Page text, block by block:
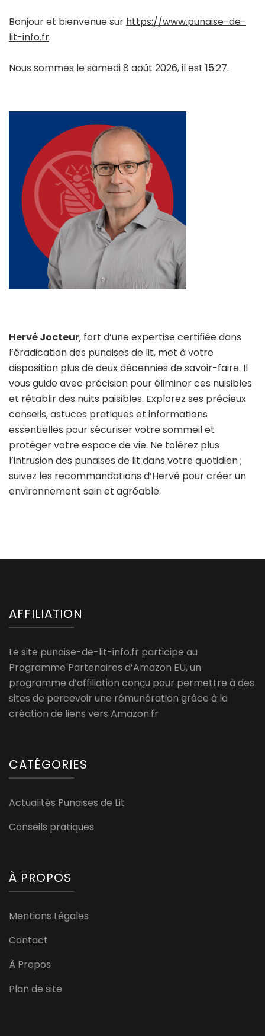
Bonjour et bienvenue sur https://www.punaise-de-
lit-info.fr.
Nous sommes le samedi 8 août 2026, il est 15:27.
Hervé Jocteur, fort d’une expertise certifiée dans
l’éradication des punaises de lit, met à votre
disposition plus de deux décennies de savoir-faire. Il
vous guide avec précision pour éliminer ces nuisibles
et rétablir des nuits paisibles. Explorez ses précieux
conseils, astuces pratiques et informations
essentielles pour sécuriser votre sommeil et
protéger votre espace de vie. Ne tolérez plus
l’intrusion des punaises de lit dans votre quotidien ;
suivez les recommandations d’Hervé pour créer un
environnement sain et agréable.
AFFILIATION
Le site punaise-de-lit-info.fr participe au
Programme Partenaires d’Amazon EU, un
programme d’affiliation conçu pour permettre à des
sites de percevoir une rémunération grâce à la
création de liens vers Amazon.fr
CATÉGORIES
Actualités Punaises de Lit
Conseils pratiques
À PROPOS
Mentions Légales
Contact
À Propos
Plan de site